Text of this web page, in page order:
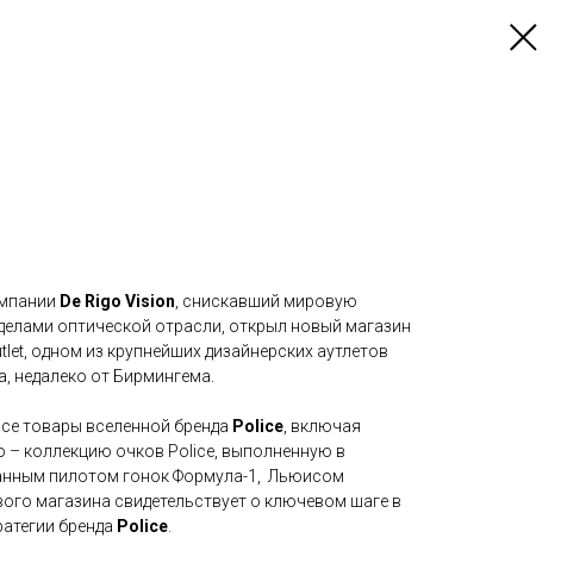
De Rigo Vision, снискавший мировую
оптической отрасли, открыл новый магазин
одном из крупнейших дизайнерских аутлетов
недалеко от Бирмингема.
товары вселенной бренда Police, включая
коллекцию очков Police, выполненную в
пилотом гонок Формула-1, Льюисом
магазина свидетельствует о ключевом шаге в
бренда Police.